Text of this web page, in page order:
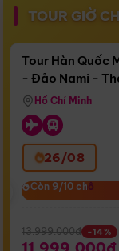
TOUR GIỜ
Còn17 ngày
Bay Sun
Tour Hàn Quốc
- Đảo Nami -
Airways)
Hồ Chí Minh
26/08
Còn 9/10 chỗ
Còn 9/10 chỗ
13.999.000đ -14%